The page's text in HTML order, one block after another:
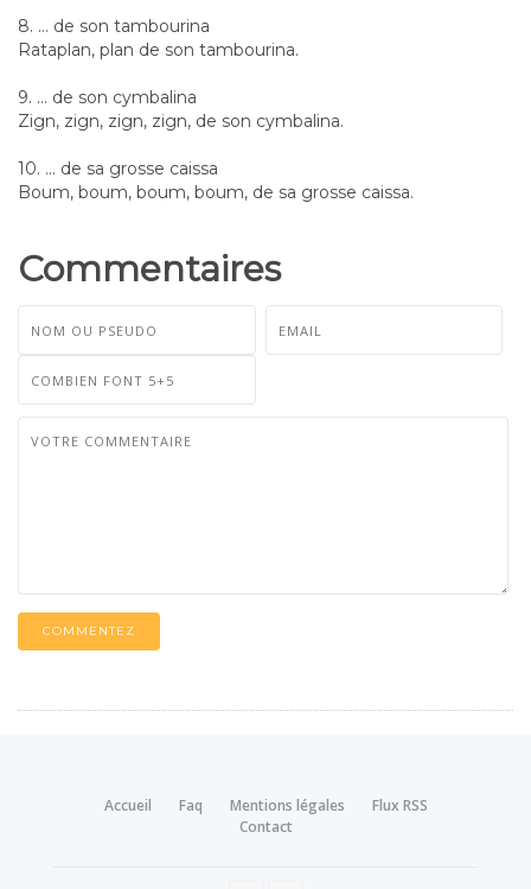
8. ... de son tambourina
Rataplan, plan de son tambourina.
9. ... de son cymbalina
Zign, zign, zign, zign, de son cymbalina.
10. ... de sa grosse caissa
Boum, boum, boum, boum, de sa grosse caissa.
Commentaires
COMMENTEZ
Accueil Faq Mentions légales
Flux RSS
Contact